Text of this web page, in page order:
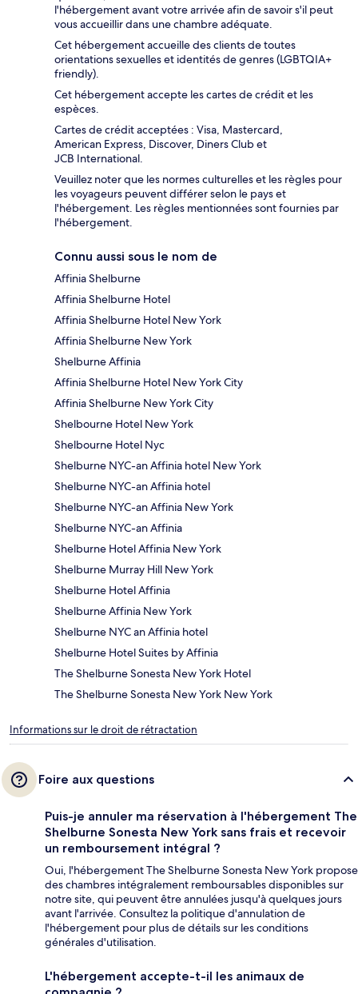
l'hébergement avant votre arrivée afin de savoir s'il peut
vous accueillir dans une chambre adéquate.
Cet hébergement accueille des clients de toutes
orientations sexuelles et identités de genres (LGBTQIA+
friendly).
Cet hébergement accepte les cartes de crédit et les
espèces.
Cartes de crédit acceptées : Visa, Mastercard,
American Express, Discover, Diners Club et
JCB International.
Veuillez noter que les normes culturelles et les règles pour
les voyageurs peuvent différer selon le pays et
l'hébergement. Les règles mentionnées sont fournies par
l'hébergement.
Connu aussi sous le nom de
Affinia Shelburne
Affinia Shelburne Hotel
Affinia Shelburne Hotel New York
Affinia Shelburne New York
Shelburne Affinia
Affinia Shelburne Hotel New York City
Affinia Shelburne New York City
Shelbourne Hotel New York
Shelbourne Hotel Nyc
Shelburne NYC-an Affinia hotel New York
Shelburne NYC-an Affinia hotel
Shelburne NYC-an Affinia New York
Shelburne NYC-an Affinia
Shelburne Hotel Affinia New York
Shelburne Murray Hill New York
Shelburne Hotel Affinia
Shelburne Affinia New York
Shelburne NYC an Affinia hotel
Shelburne Hotel Suites by Affinia
The Shelburne Sonesta New York Hotel
The Shelburne Sonesta New York New York
Informations sur le droit de rétractation
Foire aux questions
Puis-je annuler ma réservation à l'hébergement The
Shelburne Sonesta New York sans frais et recevoir
un remboursement intégral ?
Oui, l'hébergement The Shelburne Sonesta New York propose
des chambres intégralement remboursables disponibles sur
notre site, qui peuvent être annulées jusqu'à quelques jours
avant l'arrivée. Consultez la politique d'annulation de
l'hébergement pour plus de détails sur les conditions
générales d'utilisation.
L'hébergement accepte-t-il les animaux de